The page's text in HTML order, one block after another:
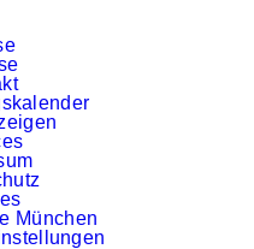
München